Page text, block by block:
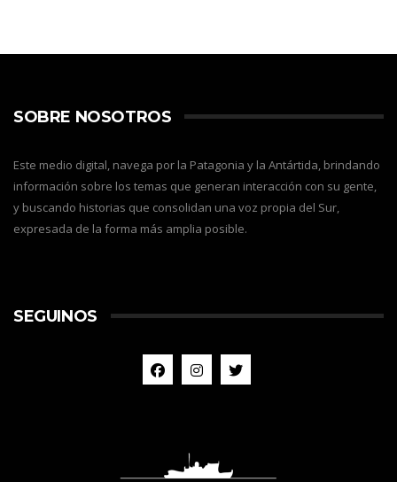
SOBRE NOSOTROS
Este medio digital, navega por la Patagonia y la Antártida, brindando
información sobre los temas que generan interacción con su gente,
y buscando historias que consolidan una voz propia del Sur,
expresada de la forma más amplia posible.
SEGUINOS